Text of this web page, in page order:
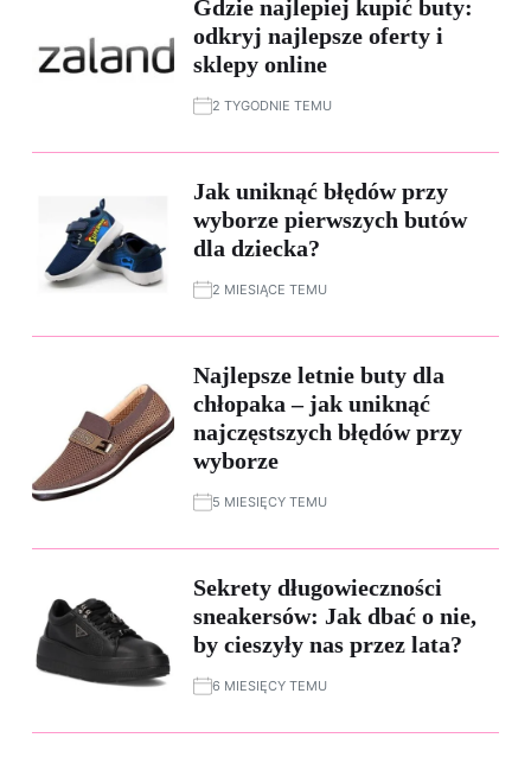
Gdzie najlepiej kupić buty:
odkryj najlepsze oferty i
sklepy online
2 TYGODNIE TEMU
Jak uniknąć błędów przy
wyborze pierwszych butów
dla dziecka?
2 MIESIĄCE TEMU
Najlepsze letnie buty dla
chłopaka – jak uniknąć
najczęstszych błędów przy
wyborze
5 MIESIĘCY TEMU
Sekrety długowieczności
sneakersów: Jak dbać o nie,
by cieszyły nas przez lata?
6 MIESIĘCY TEMU